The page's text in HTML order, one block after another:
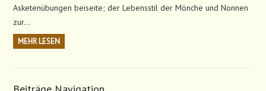
Asketenübungen beiseite; der Lebensstil der Mönche und Nonnen
zur…
MEHR LESEN